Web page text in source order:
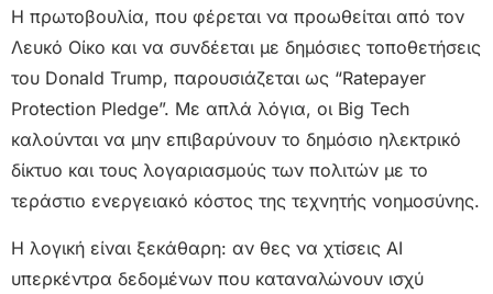
Η πρωτοβουλία, που φέρεται να προωθείται από τον
Λευκό Οίκο και να συνδέεται με δημόσιες τοποθετήσεις
του Donald Trump, παρουσιάζεται ως “Ratepayer
Protection Pledge”. Με απλά λόγια, οι Big Tech
καλούνται να μην επιβαρύνουν το δημόσιο ηλεκτρικό
δίκτυο και τους λογαριασμούς των πολιτών με το
τεράστιο ενεργειακό κόστος της τεχνητής νοημοσύνης.
Η λογική είναι ξεκάθαρη: αν θες να χτίσεις AI
υπερκέντρα δεδομένων που καταναλώνουν ισχύ